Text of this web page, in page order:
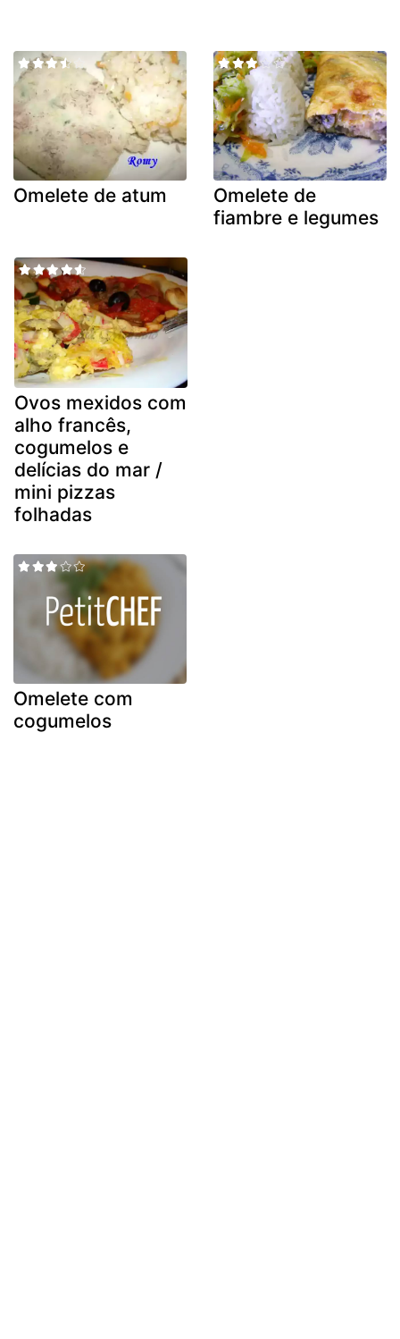
Omelete de atum
Omelete de
fiambre e legumes
Ovos mexidos com
alho francês,
cogumelos e
delícias do mar /
mini pizzas
folhadas
Omelete com
cogumelos